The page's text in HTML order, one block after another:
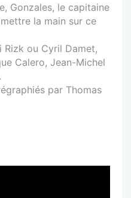
Gonzales, le capitaine
la main sur ce
Rizk ou Cyril Damet,
Calero, Jean-Michel
par Thomas